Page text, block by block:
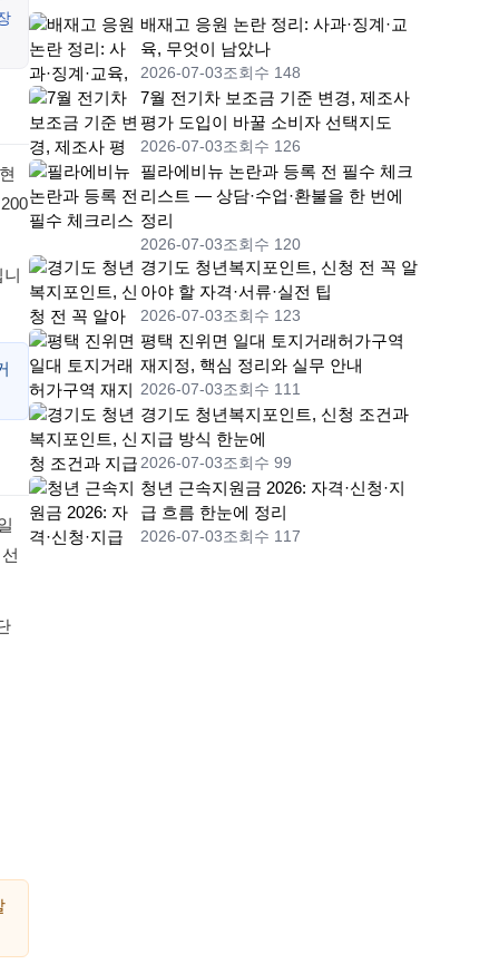
배재고 응원 논란 정리: 사과·징계·교
육, 무엇이 남았나
2026-07-03조회수 148
7월 전기차 보조금 기준 변경, 제조사
평가 도입이 바꿀 소비자 선택지도
2026-07-03조회수 126
필라에비뉴 논란과 등록 전 필수 체크
리스트 — 상담·수업·환불을 한 번에
정리
2026-07-03조회수 120
경기도 청년복지포인트, 신청 전 꼭 알
아야 할 자격·서류·실전 팁
2026-07-03조회수 123
평택 진위면 일대 토지거래허가구역
재지정, 핵심 정리와 실무 안내
2026-07-03조회수 111
경기도 청년복지포인트, 신청 조건과
지급 방식 한눈에
2026-07-03조회수 99
청년 근속지원금 2026: 자격·신청·지
급 흐름 한눈에 정리
2026-07-03조회수 117